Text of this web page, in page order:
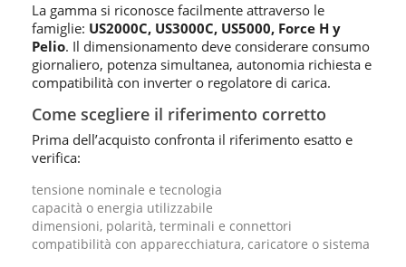
La gamma si riconosce facilmente attraverso le
famiglie: US2000C, US3000C, US5000, Force H y
Pelio. Il dimensionamento deve considerare consumo
giornaliero, potenza simultanea, autonomia richiesta e
compatibilità con inverter o regolatore di carica.
Come scegliere il riferimento corretto
Prima dell’acquisto confronta il riferimento esatto e
verifica:
tensione nominale e tecnologia
capacità o energia utilizzabile
dimensioni, polarità, terminali e connettori
compatibilità con apparecchiatura, caricatore o sistema